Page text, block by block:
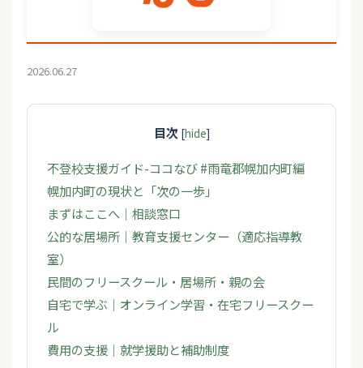
2026.06.27
目次 [hide]
不登校支援ガイド-ココなび #雨竜郡幌加内町編
幌加内町の現状と「次の一歩」
まずはここへ｜相談窓口
公的な居場所｜教育支援センター（適応指導教
室）
民間のフリースクール・居場所・親の会
自宅で学ぶ｜オンライン学習・在宅フリースクー
ル
費用の支援｜就学援助と補助制度